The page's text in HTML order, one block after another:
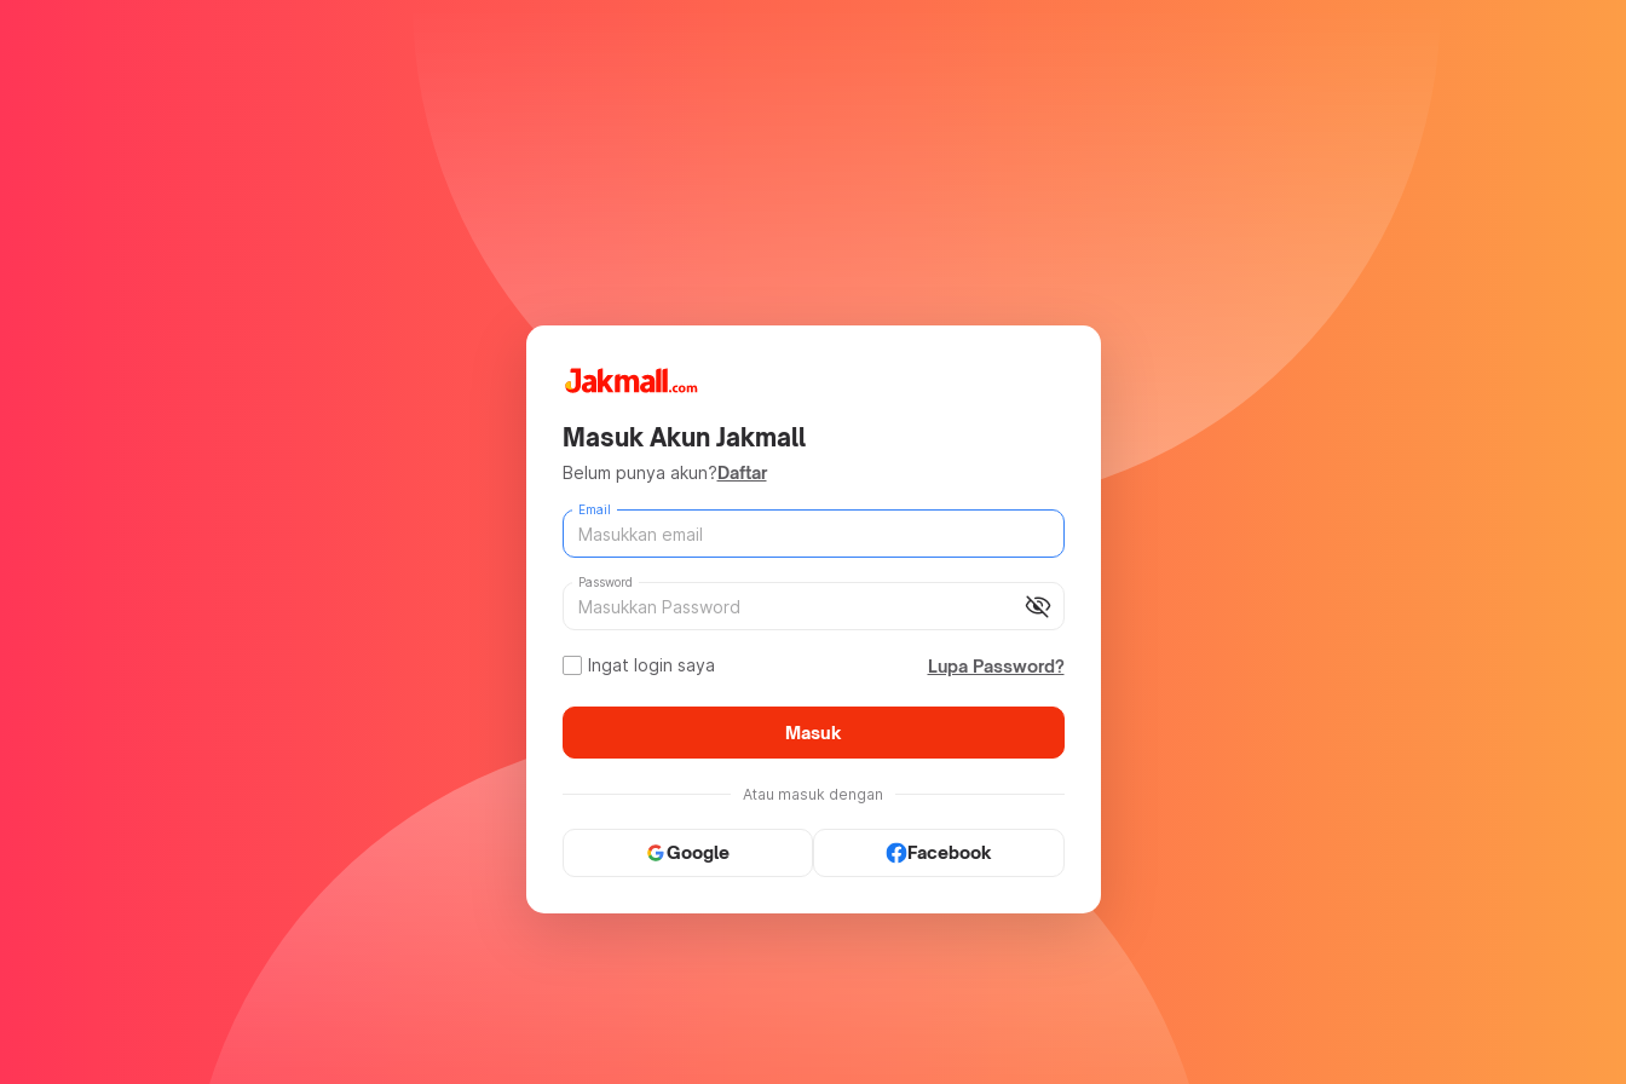
Masuk Akun Jakmall
Belum punya akun?Daftar
Email
visibility_off
Password
Ingat login saya Lupa Password?
Masuk
Atau masuk dengan
Google Facebook